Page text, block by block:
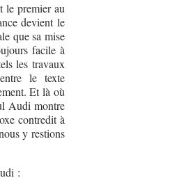
le premier au
devient le
que sa mise
facile à
les travaux
le texte
Et là où
Audi montre
contredit à
y restions
: